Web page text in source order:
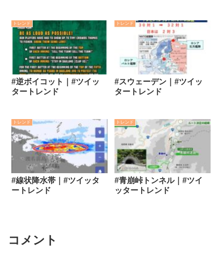
トレンド
#逆ボイコット｜#ツイッ
タートレンド
トレンド
#スウェーデン｜#ツイッ
タートレンド
トレンド
#線状降水帯｜#ツイッタ
ートレンド
トレンド
#青崩峠トンネル｜#ツイ
ッタートレンド
コメント